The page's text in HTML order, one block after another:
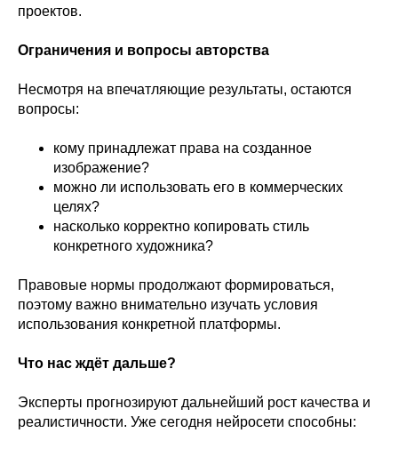
проектов.
Ограничения и вопросы авторства
Несмотря на впечатляющие результаты, остаются
вопросы:
кому принадлежат права на созданное
изображение?
можно ли использовать его в коммерческих
целях?
насколько корректно копировать стиль
конкретного художника?
Правовые нормы продолжают формироваться,
поэтому важно внимательно изучать условия
использования конкретной платформы.
Что нас ждёт дальше?
Эксперты прогнозируют дальнейший рост качества и
реалистичности. Уже сегодня нейросети способны: